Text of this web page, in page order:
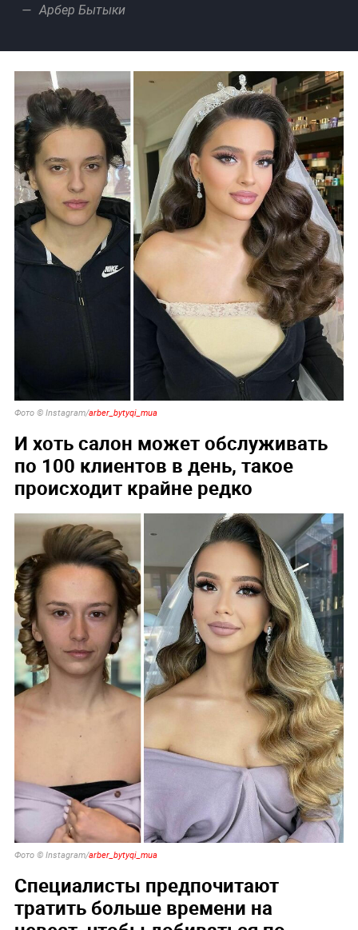
Арбер Бытыки
Фото © Instagram/arber_bytyqi_mua
И хоть салон может обслуживать
по 100 клиентов в день, такое
происходит крайне редко
Фото © Instagram/arber_bytyqi_mua
Специалисты предпочитают
тратить больше времени на